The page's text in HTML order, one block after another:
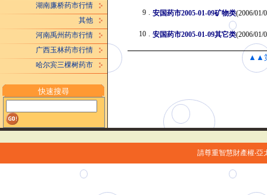
湖南廉桥药市行情
其他
河南禹州药市行情
广西玉林药市行情
哈尔宾三棵树药市
快速搜尋
9 . 安国药市2005-01-09矿物类(2006/01/
10 . 安国药市2005-01-09其它类(2006/01/
▲▲
請尊重智慧財產權‧亞